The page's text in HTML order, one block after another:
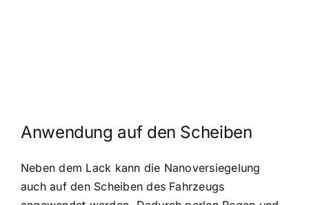
Anwendung auf den Scheiben
Neben dem Lack kann die Nanoversiegelung
auch auf den Scheiben des Fahrzeugs